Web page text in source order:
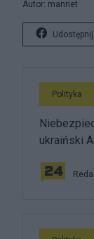
Autor: mannet
Udostępnij
Polityka
ukraiński